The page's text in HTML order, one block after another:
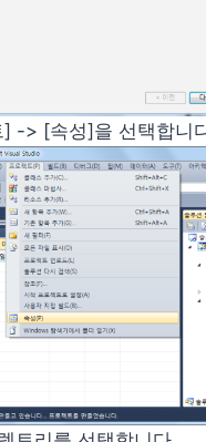
] -> [속성]을 선택합니